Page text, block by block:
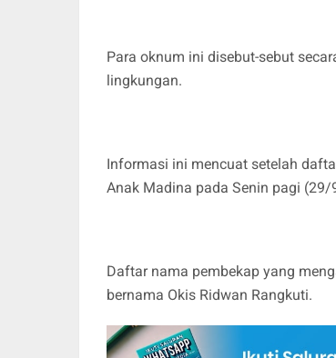
Para oknum ini disebut-sebut
lingkungan.
Informasi ini mencuat setelah
Anak Madina pada Senin pagi
Daftar nama pembekap yang
bernama Okis Ridwan Rangkuti.